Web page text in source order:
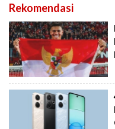
Rekomendasi